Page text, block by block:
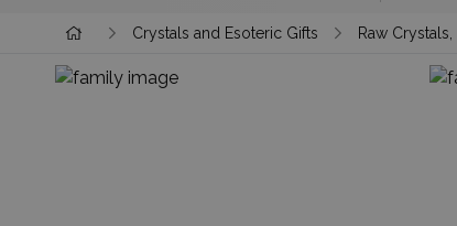
Crystals and Esoteric Gifts Raw